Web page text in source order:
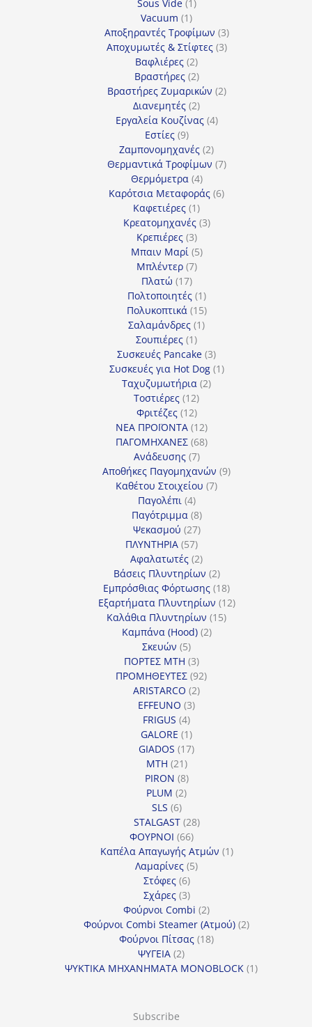
Sous Vide 1
Vacuum 11
προϊόν
Αποξηραντές Τροφίμων 33
προϊόντα
Αποχυμωτές & Στίφτες 33
Βαφλιέρες 22
προϊόντα
Βραστήρες 22
προϊόντα
Βραστήρες Ζυμαρικών 22
Διανεμητές 22
προϊόντα
Εργαλεία Κουζίνας 44
Εστίες 99
προϊόντα
Ζαμπονομηχανές 22
προϊόντα
Θερμαντικά Τροφίμων 77
Θερμόμετρα 44
προϊόντα
Καρότσια Μεταφοράς 66
Καφετιέρες 11
προϊόν
Κρεατομηχανές 33
Κρεπιέρες 33
προϊόντα
Μπαιν Μαρί 55
Μπλέντερ 77
Πλατώ 1717
προϊόντα
Πολτοποιητές 11
προϊόν
Πολυκοπτικά 1515
προϊόντα
Σαλαμάνδρες 11
Σουπιέρες 11
προϊόν
Συσκευές Pancake 33
προϊόντα
Συσκευές για Hot Dog 11
Ταχυζυμωτήρια 22
Τοστιέρες 1212
προϊόντα
Φριτέζες 1212
προϊόντα
ΝΕΑ ΠΡΟΪΟΝΤΑ 1212
προϊόντα
ΠΑΓΟΜΗΧΑΝΕΣ 6868
Ανάδευσης 77
προϊόντα
Αποθήκες Παγομηχανών 99
Καθέτου Στοιχείου 77
Παγολέπι 44
προϊόντα
Παγότριμμα 88
προϊόντα
Ψεκασμού 2727
προϊόντα
ΠΛΥΝΤΗΡΙΑ 5757
προϊόντα
Αφαλατωτές 22
προϊόντα
Βάσεις Πλυντηρίων 22
προϊόντα
Εμπρόσθιας Φόρτωσης 1818
προϊόντα
Εξαρτήματα Πλυντηρίων 1212
Καλάθια Πλυντηρίων 1515
Καμπάνα (Hood) 22
Σκευών 55
προϊόντα
ΠΟΡΤΕΣ MTH 33
προϊόντα
ΠΡΟΜΗΘΕΥΤΕΣ 9292
ARISTARCO 22
EFFEUNO 33
FRIGUS 44
προϊόντα
GALORE 11
προϊόν
GIADOS 1717
MTH 2121
προϊόντα
PIRON 88
προϊόντα
PLUM 22
SLS 66
προϊόντα
STALGAST 2828
ΦΟΥΡΝΟΙ 6666
προϊόντα
Καπέλα Απαγωγής Ατμών 11
Λαμαρίνες 55
Στόφες 66
προϊόντα
Σχάρες 33
προϊόντα
Φούρνοι Combi 22
προϊόντα
Φούρνοι Combi Steamer (Ατμού) 22
Φούρνοι Πίτσας 1818
ΨΥΓΕΙΑ 22
προϊόντα
ΨΥΚΤΙΚΑ ΜΗΧΑΝΗΜΑΤΑ MONOBLOCK 11
Subscribe